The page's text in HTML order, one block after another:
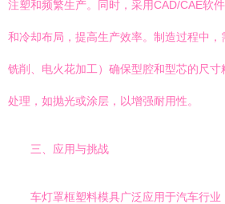
注塑和频繁生产。同时，采用CAD/CAE软
和冷却布局，提高生产效率。制造过程中
铣削、电火花加工）确保型腔和型芯的尺
处理，如抛光或涂层，以增强耐用性。
三、应用与挑战
车灯罩框塑料模具广泛应用于汽车行